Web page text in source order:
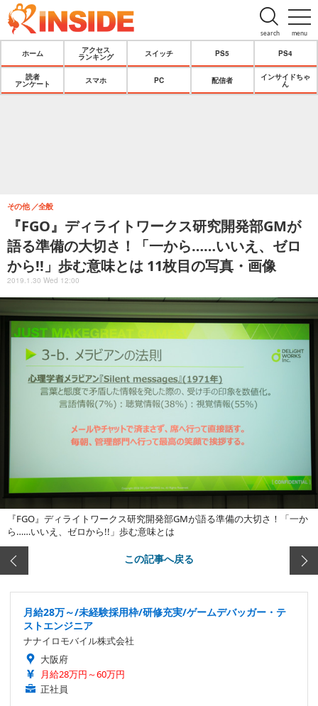
menu
search
ホーム
アクセス
ランキング
スイッチ PS5 PS4
読者
アンケート
スマホ PC 配信者
インサイドちゃ
ん
『FGO』ディライトワークス研究開発部GMが
語る準備の大切さ！「一から……いいえ、ゼロ
から!!」歩む意味とは 11枚目の写真・画像
その他 全般
2019.1.30 Wed 12:00
『FGO』ディライトワークス研究開発部GMが語る準備の大切さ！「一か
ら……いいえ、ゼロから!!」歩む意味とは
この記事へ戻る
月給28万～/未経験採用枠/研修充実/ゲームデバッガー・テ
ストエンジニア
ナナイロモバイル株式会社
大阪府
月給28万円～60万円
正社員